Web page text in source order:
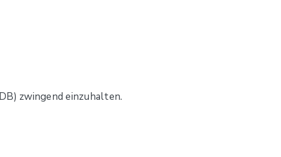
zwingend einzuhalten.